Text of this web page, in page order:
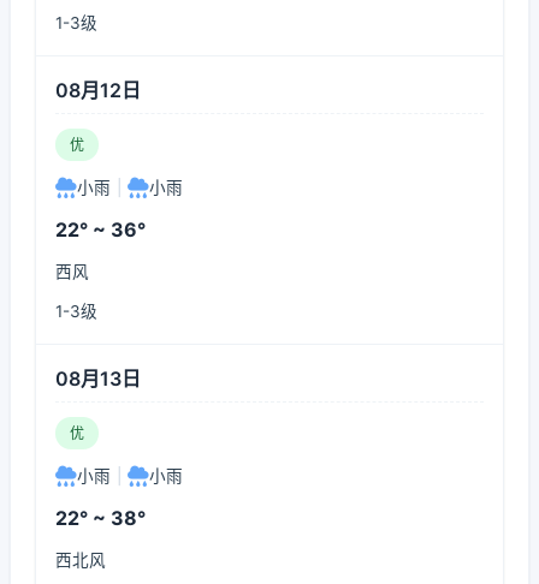
1-3级
08月12日
优
小雨 小雨
22° ~ 36°
西风
1-3级
08月13日
优
小雨 小雨
22° ~ 38°
西北风